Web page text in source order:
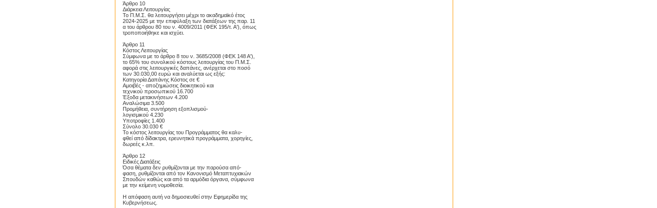
Άρθρο 10
Διάρκεια Λειτουργίας
Το Π.Μ.Σ. θα λειτουργήσει μέχρι το ακαδημαϊκό έτος
2024-2025 με την επιφύλαξη των διατάξεων της παρ. 11
α του άρθρου 80 του ν. 4009/2011 (ΦΕΚ 195/τ. Α'), όπως
τροποποιήθηκε και ισχύει.
Άρθρο 11
Κόστος Λειτουργίας
Σύμφωνα με το άρθρο 8 του ν. 3685/2008 (ΦΕΚ 148 Α'),
το 65% του συνολικού κόστους λειτουργίας του Π.Μ.Σ.
αφορά στις λειτουργικές δαπάνες, ανέρχεται στο ποσό
των 30.030,00 ευρώ και αναλύεται ως εξής:
Κατηγορία Δαπάνης Κόστος σε €
Αμοιβές - αποζημιώσεις διοικητικού και
τεχνικού προσωπικού 16.700
Έξοδα μετακινήσεων 4.200
Αναλώσιμα 3.500
Προμήθεια, συντήρηση εξοπλισμού-
λογισμικού 4.230
Υποτροφίες 1.400
Σύνολο 30.030 €
Το κόστος λειτουργίας του Προγράμματος θα καλυ-
φθεί από δίδακτρα, ερευνητικά προγράμματα, χορηγίες,
δωρεές κ.λπ.
Άρθρο 12
Ειδικές Διατάξεις
Όσα θέματα δεν ρυθμίζονται με την παρούσα από-
φαση, ρυθμίζονται από τον Κανονισμό Μεταπτυχιακών
Σπουδών καθώς και από τα αρμόδια όργανα, σύμφωνα
με την κείμενη νομοθεσία.
Η απόφαση αυτή να δημοσιευθεί στην Εφημερίδα της
Κυβερνήσεως.